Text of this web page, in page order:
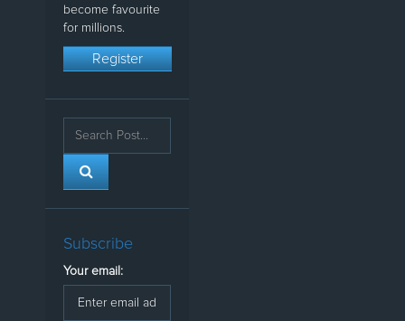
become favourite
for millions.
Register
Subscribe
Your email: